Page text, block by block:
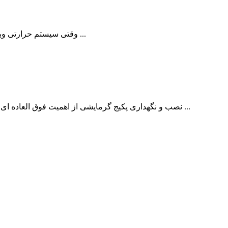
1- وقتی سیستم حرارتی وبرودتی اختصاص به یک اطاق داشته باشد ، سیستم را با واحدهای محلی گویند . در مورد سیستم هیت پمپ لازم به توضیح است که دستگاه ...
نصب و نگهداری پکیج گرمایشی از اهمیت فوق العاده ای برخوردار است زیرا از مهم‌ترین موارد در طراحی خوب ساختمان، تأمین شرايط آسایش براي افراد است،آسایش گرمايي يكي از حالت هايي ...